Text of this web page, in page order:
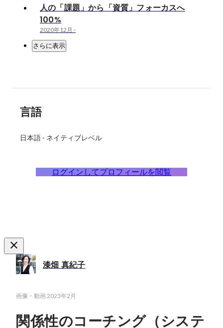
人の「課題」から「資質」フォーカスへ
100%
2020年12月 -
さらに表示
言語
日本語 - ネイティブレベル
ログインしてプロフィールを閲覧
漆畑 真紀子
画像・動画2023年2月
関係性のコーチング（システ